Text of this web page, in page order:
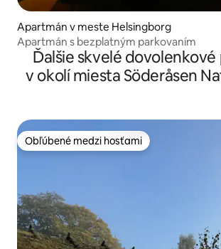
Apartmán v meste Helsingborg
Apartmán s bezplatným parkovaním
Ďalšie skvelé
v okolí miesta Söderåsen
Obľúbené medzi hosťami
Obľúbené medzi hosťami